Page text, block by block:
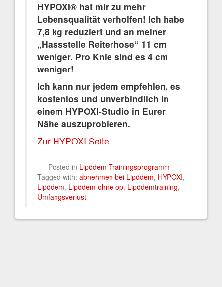
HYPOXI® hat mir zu mehr
Lebensqualität verholfen! Ich habe
7,8 kg reduziert und an meiner
„Hassstelle Reiterhose“ 11 cm
weniger. Pro Knie sind es 4 cm
weniger!
Ich kann nur jedem empfehlen, es
kostenlos und unverbindlich in
einem HYPOXI-Studio in Eurer
Nähe auszuprobieren.
Zur HYPOXI Seite
Posted in Lipödem Trainingsprogramm
Tagged with: abnehmen bei Lipödem, HYPOXI,
Lipödem, Lipödem ohne op, Lipödemtraining,
Umfangsverlust